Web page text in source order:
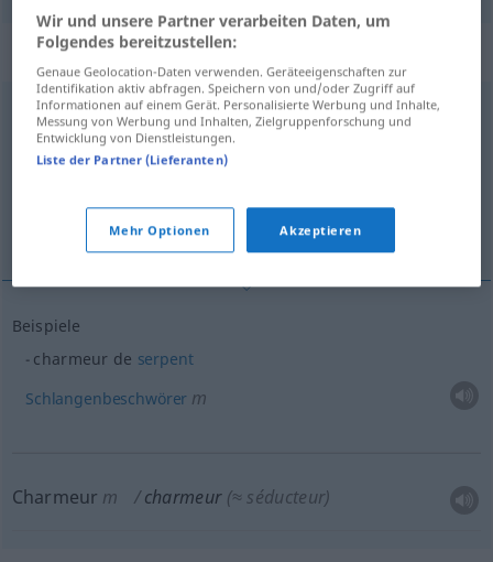
„charmeur“: masculin
charmeur [ʃaʀmœʀ]m
Übersicht aller Übersetzungen
Charmeur
Beispiele
charmeur de serpent
Schlangenbeschwörer m
Charmeur m charmeur (≈ séducteur)
Wir und unsere Partner verarbeiten Daten, um
Folgendes bereitzustellen:
Genaue Geolocation-Daten verwenden. Geräteeigenschaften zur
Identifikation aktiv abfragen. Speichern von und/oder Zugriff auf
Informationen auf einem Gerät. Personalisierte Werbung und Inhalte,
Messung von Werbung und Inhalten, Zielgruppenforschung und
Entwicklung von Dienstleistungen.
Liste der Partner (Lieferanten)
Mehr Optionen Akzeptieren